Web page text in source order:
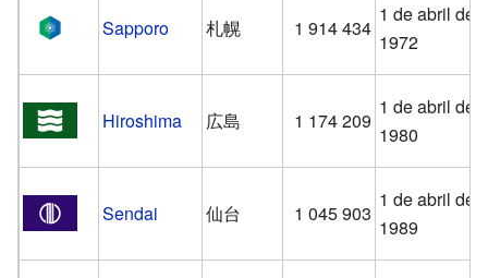
Sapporo 札幌 1 914 434
1 de abril de
1972
Hiroshima 広島 1 174 209
1 de abril de
1980
Sendai 仙台 1 045 903
1 de abril de
1989